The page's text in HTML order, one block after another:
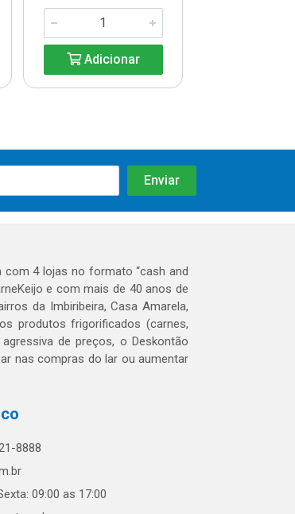
Adicionar
com 4 lojas no formato “cash and
e com mais de 40 anos de
da Imbiribeira, Casa Amarela,
produtos frigorificados (carnes,
de preços, o Deskontão
nas compras do lar ou aumentar
8888
09:00 as 17:00